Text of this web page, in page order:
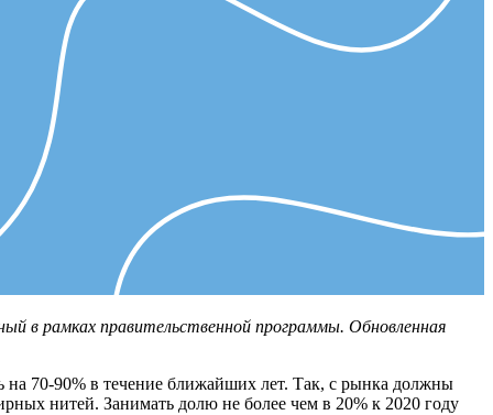
в рамках правительственной программы. Обновленная
на 70-90% в течение ближайших лет. Так, с рынка должны
нитей. Занимать долю не более чем в 20% к 2020 году